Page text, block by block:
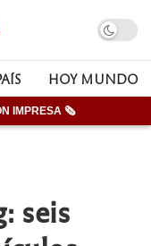
HOY MUNDO
IMPRESA 🗞
seis